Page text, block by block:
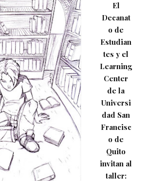
El
Decanat
o de
Estudian
tes y el
Learning
Center
de la
Universi
dad San
Francisc
o de
Quito
invitan al
taller: